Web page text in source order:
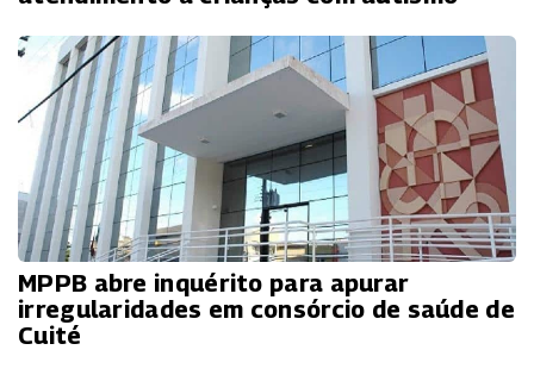
MPPB abre inquérito para apurar
irregularidades em consórcio de saúde de
Cuité